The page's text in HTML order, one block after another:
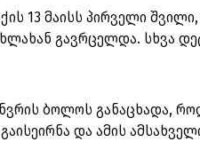
13 მაისს პირველი შვილი,
გავრცელდა. სხვა
ბოლოს განაცხადა,
და ამის